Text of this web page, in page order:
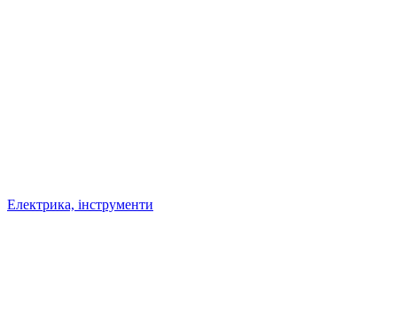
Електрика, інструменти